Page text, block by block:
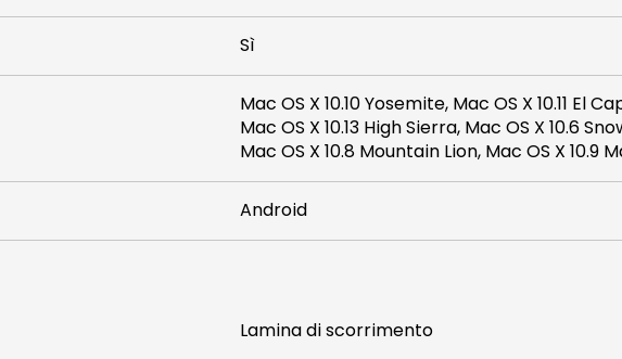
Sì
Mac OS X 10.10 Yosemite, Mac OS X 10.11 El
Mac OS X 10.13 High Sierra, Mac OS X 10.6
Mac OS X 10.8 Mountain Lion, Mac OS X 10.9
Android
Lamina di scorrimento